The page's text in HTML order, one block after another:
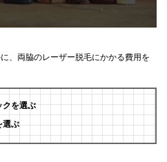
、両脇のレーザー脱毛にかかる費用を
クを選ぶ
選ぶ